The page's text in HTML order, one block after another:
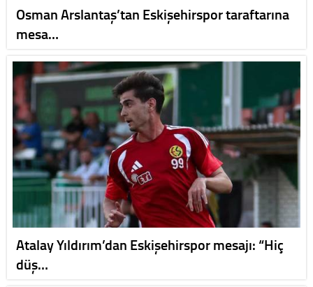
Osman Arslantaş’tan Eskişehirspor taraftarına
mesa…
Atalay Yıldırım’dan Eskişehirspor mesajı: “Hiç
düş…